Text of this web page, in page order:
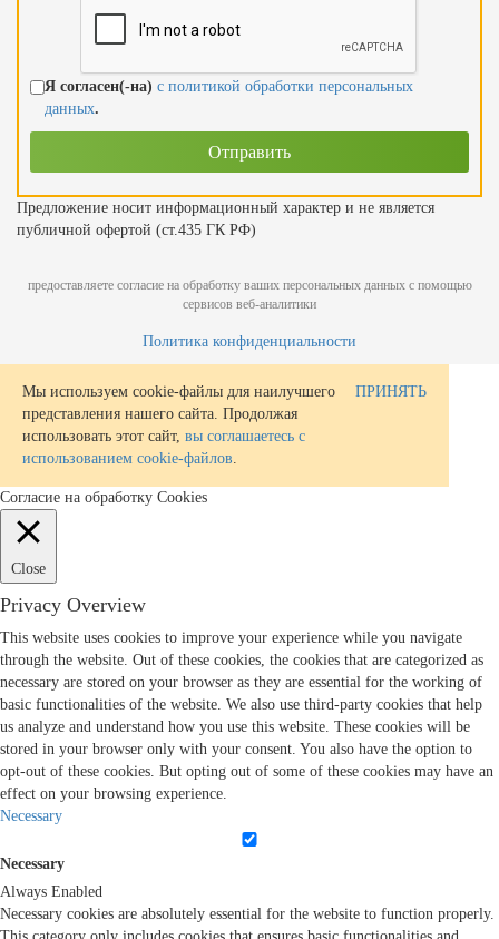
Я согласен(-на) с политикой обработки персональных
данных.
Предложение носит информационный характер и не является
публичной офертой (ст.435 ГК РФ)
предоставляете согласие на обработку ваших персональных данных с помощью
сервисов веб-аналитики
Политика конфиденциальности
Мы используем cookie-файлы для наилучшего
представления нашего сайта. Продолжая
использовать этот сайт, вы соглашаетесь с
использованием cookie-файлов.
ПРИНЯТЬ
Согласие на обработку Cookies
Close
Privacy Overview
This website uses cookies to improve your experience while you navigate
through the website. Out of these cookies, the cookies that are categorized as
necessary are stored on your browser as they are essential for the working of
basic functionalities of the website. We also use third-party cookies that help
us analyze and understand how you use this website. These cookies will be
stored in your browser only with your consent. You also have the option to
opt-out of these cookies. But opting out of some of these cookies may have an
effect on your browsing experience.
Necessary
Necessary
Always Enabled
Necessary cookies are absolutely essential for the website to function properly.